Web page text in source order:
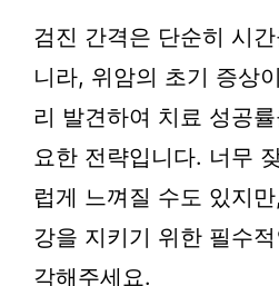
검진 간격은 단순히 시
니라, 위암의 초기 증상
리 발견하여 치료 성공
요한 전략입니다. 너무
럽게 느껴질 수도 있지
강을 지키기 위한 필수
각해주세요.